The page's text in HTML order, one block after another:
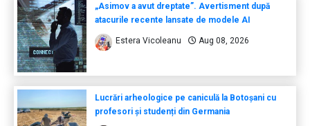
„Asimov a avut dreptate”. Avertisment după
atacurile recente lansate de modele AI
Estera Vicoleanu Aug 08, 2026
Lucrări arheologice pe caniculă la Botoșani cu
profesori și studenți din Germania